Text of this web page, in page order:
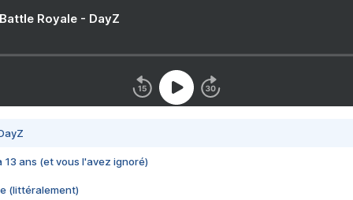
Royale - DayZ
13 ans (et vous l'avez ignoré)
(littéralement)